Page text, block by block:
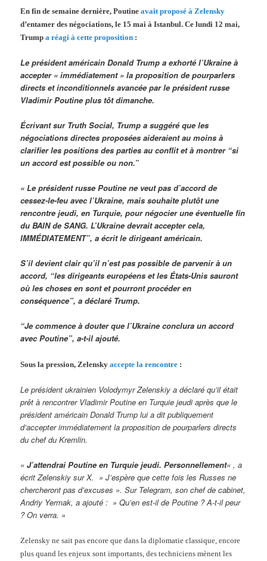
En fin de semaine dernière, Poutineavait proposé à Zelensky
d’entamer des négociations, le 15 mai à Istanbul. Ce lundi 12 mai,
Trumpa réagi à cette proposition :
Le président américain Donald Trump a exhorté l’Ukraine à
accepter « immédiatement » la proposition de pourparlers
directs et inconditionnels avancée par le président russe
Vladimir Poutine plus tôt dimanche.
Écrivant sur Truth Social, Trump a suggéré que les
négociations directes proposées aideraient au moins à
clarifier les positions des parties au conflit et à montrer “si
un accord est possible ou non.”
« Le président russe Poutine ne veut pas d’accord de
cessez-le-feu avec l’Ukraine, mais souhaite plutôt une
rencontre jeudi, en Turquie, pour négocier une éventuelle fin
du BAIN de SANG. L’Ukraine devrait accepter cela,
IMMÉDIATEMENT”, a écrit le dirigeant américain.
S’il devient clair qu’il n’est pas possible de parvenir à un
accord, “les dirigeants européens et les États-Unis sauront
où les choses en sont et pourront procéder en
conséquence”, a déclaré Trump.
“Je commence à douter que l’Ukraine conclura un accord
avec Poutine”, a-t-il ajouté.
Sous la pression, Zelenskyaccepte la rencontre :
Le président ukrainien Volodymyr Zelenskiy a déclaré qu’il était
prêt à rencontrer Vladimir Poutine en Turquie jeudi après que le
président américain Donald Trump lui a dit publiquement
d’accepter immédiatement la proposition de pourparlers directs
du chef du Kremlin.
«J’attendrai Poutine en Turquie jeudi. Personnellement« , a
écrit Zelenskiy sur X. » J’espère que cette fois les Russes ne
chercheront pas d’excuses ». Sur Telegram, son chef de cabinet,
Andriy Yermak, a ajouté : » Qu’en est-il de Poutine ? A-t-il peur
? On verra. »
Zelensky ne sait pas encore que dans la diplomatie classique, encore
plus quand les enjeux sont importants, des techniciens mènent les